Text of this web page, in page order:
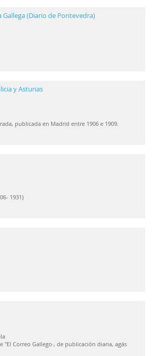
Gallega (Diario de Pontevedra)
y Asturias
publicada en Madrid entre 1906 e 1909.
1931)
Correo Gallego·, de publicación diaria, agás